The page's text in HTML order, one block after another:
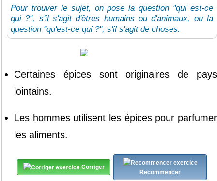
Pour trouver le sujet, on pose la question "qui est-ce
qui ?", s'il s'agit d'êtres humains ou d'animaux, ou la
question "qu'est-ce qui ?", s'il s'agit de choses.
Certaines épices sont originaires
de pays
lointains.
Les hommes utilisent les épices pour parfumer
les aliments.
Corriger
Recommencer